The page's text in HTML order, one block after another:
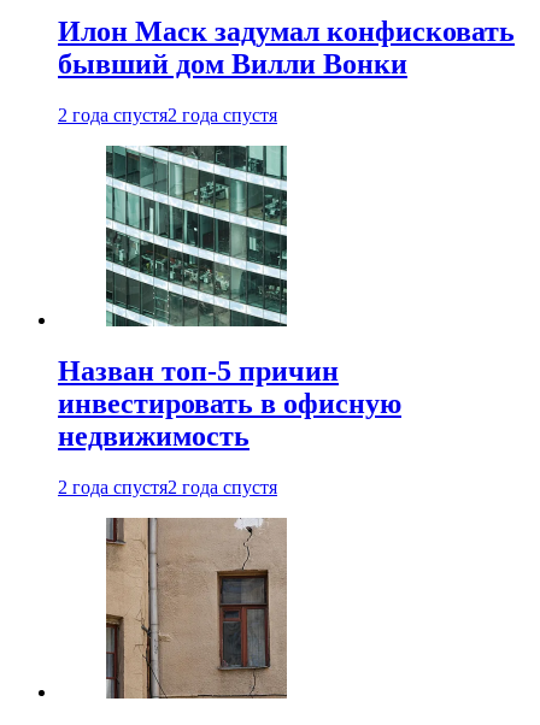
Илон Маск задумал конфисковать
бывший дом Вилли Вонки
2 года спустя2 года спустя
Назван топ-5 причин
инвестировать в офисную
недвижимость
2 года спустя2 года спустя